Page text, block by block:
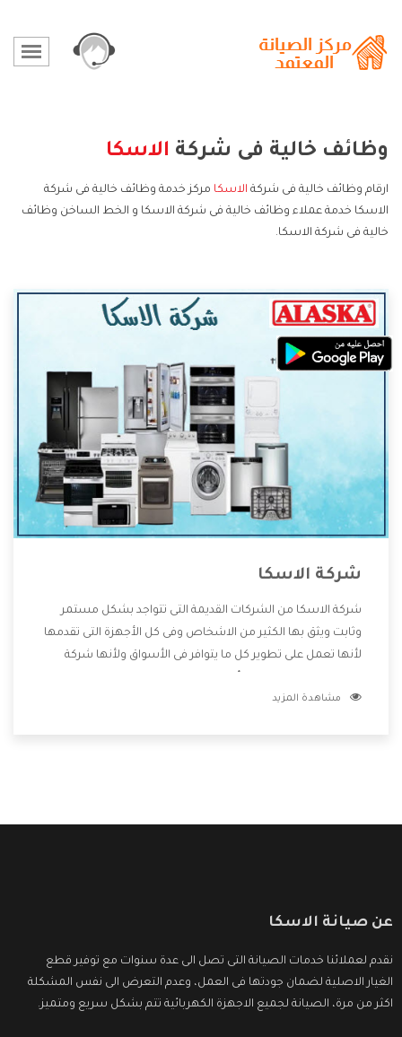
وظائف خالية فى شركة الاسكا
ارقام وظائف خالية فى شركة الاسكا مركز خدمة وظائف خالية فى شركة
الاسكا خدمة عملاء وظائف خالية فى شركة الاسكا و الخط الساخن وظائف
خالية فى شركة الاسكا.
شركة الاسكا
شركة الاسكا من الشركات القديمة التى تتواجد بشكل مستمر
وثابت ويثق بها الكثير من الاشخاص وفى كل الأجهزة التى تقدمها
لأنها تعمل على تطوير كل ما يتوافر فى الأسواق ولأنها شركة
وتقدم للعملاء أقوى العروض والخصومات التى تسهل على
مشاهدة المزيد
عن صيانة الاسكا
نقدم لعملائنا خدمات الصيانة التى تصل الى عدة سنوات مع توفير قطع
الغيار الاصلية لضمان جودتها فى العمل، وعدم التعرض الى نفس المشكلة
اكثر من مرة، الصيانة لجميع الاجهزة الكهربائية تتم بشكل سريع ومتميز.